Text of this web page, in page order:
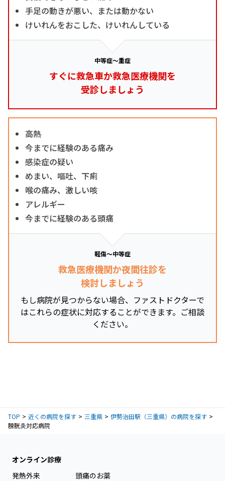
手足の動きが悪い、または動かない
けいれんをおこした、けいれんしている
中等症～重症
すぐに救急車か救急医療機関を
受診しましょう
高熱
今までに経験のある痛み
感染症の疑い
めまい、嘔吐、下痢
喉の痛み、激しい咳
アレルギー
今までに経験のある頭痛
軽傷～中等症
救急医療機関か夜間往診を
検討しましょう
もし病院が見つからない場合、ファストドクターで
はこれらの症状に対応することができます。ご相談
ください。
TOP 近くの病院を探す 三重県
伊勢治田駅（三重県）の病院を探す
膀胱炎対応病院
オンライン診療
発熱外来
頭痛のお薬